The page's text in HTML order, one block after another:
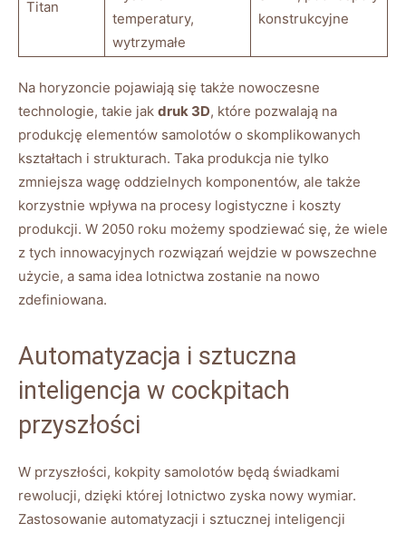
Titan
temperatury,
wytrzymałe
konstrukcyjne
Na horyzoncie pojawiają się także nowoczesne
technologie, takie jak druk 3D, które pozwalają na
produkcję elementów samolotów o skomplikowanych
kształtach i strukturach. Taka produkcja nie tylko
zmniejsza wagę oddzielnych komponentów, ale także
korzystnie wpływa na procesy logistyczne i koszty
produkcji. W 2050 roku możemy spodziewać się, że wiele
z tych innowacyjnych rozwiązań wejdzie w powszechne
użycie, a sama idea lotnictwa zostanie na nowo
zdefiniowana.
Automatyzacja i sztuczna
inteligencja w cockpitach
przyszłości
W przyszłości, kokpity samolotów będą świadkami
rewolucji, dzięki której lotnictwo zyska nowy wymiar.
Zastosowanie automatyzacji i sztucznej inteligencji